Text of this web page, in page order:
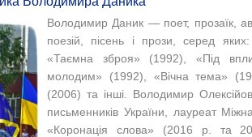
Володимир Даник — поет, прозаїк,
поезій, пісень і прози, серед
«Таємна зброя» (1992), «Під
молодим» (1992), «Вічна тема»
(2006) та інші. Володимир
письменників України, лауреат
«Коронація слова» (2016 р. та